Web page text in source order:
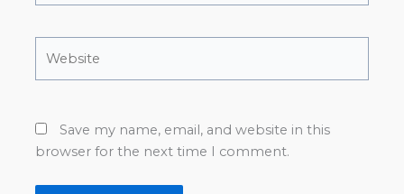
Save my name, email, and website in this
browser for the next time I comment.